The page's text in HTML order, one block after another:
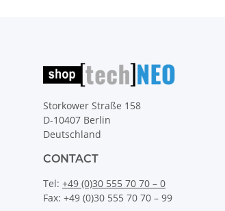
Storkower Straße 158
D-10407 Berlin
Deutschland
CONTACT
Tel: +49 (0)30 555 70 70 – 0
Fax: +49 (0)30 555 70 70 – 99